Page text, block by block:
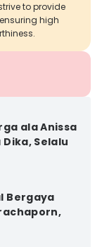
to provide
high
ala Anissa
Selalu
Bergaya